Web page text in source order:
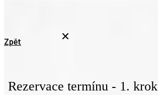
Zpět
Rezervace termínu - 1. krok